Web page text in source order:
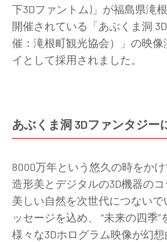
下3Dファントム)」が福島県滝
開催されている「あぶくま洞
催：滝根町観光協会）」の映像
イとして採用されました。
あぶくま洞 3Dファンタジー
8000万年という悠久の時をか
造形美とデジタルの3D機器の
美しい自然を次世代につないで
ッセージを込め、 “未来の四季”
様々な3Dホログラム映像が幻